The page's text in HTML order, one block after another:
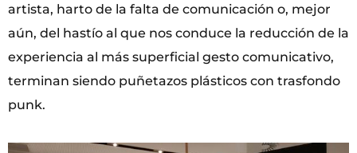
artista, harto de la falta de comunicación o, mejor
aún, del hastío al que nos conduce la reducción de la
experiencia al más superficial gesto comunicativo,
terminan siendo puñetazos plásticos con trasfondo
punk.